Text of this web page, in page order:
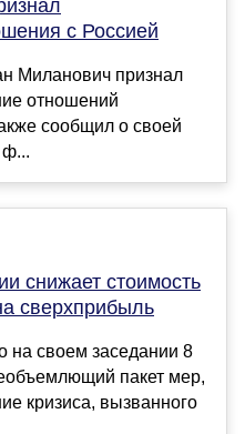
с Россией
Миланович признал
отношений
сообщил о своей
ф...
снижает стоимость
сверхприбыль
на своем заседании 8
пакет мер,
кризиса, вызванного